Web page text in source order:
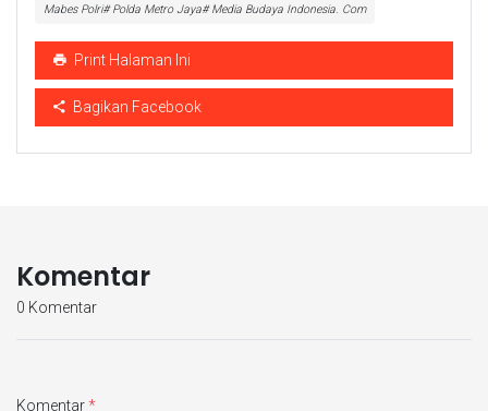
Mabes Polri# Polda Metro Jaya# Media Budaya Indonesia. Com
Print Halaman Ini
Bagikan Facebook
Komentar
0 Komentar
Komentar*